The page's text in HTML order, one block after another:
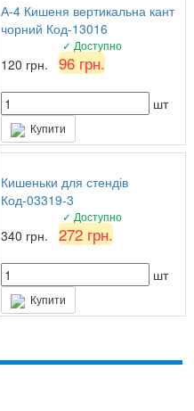
А-4 Кишеня вертикальна кант
чорний Код-13016
✓ Доступно
120 грн. 96 грн.
шт
Купити
Кишеньки для стендів
Код-03319-3
✓ Доступно
340 грн. 272 грн.
шт
Купити